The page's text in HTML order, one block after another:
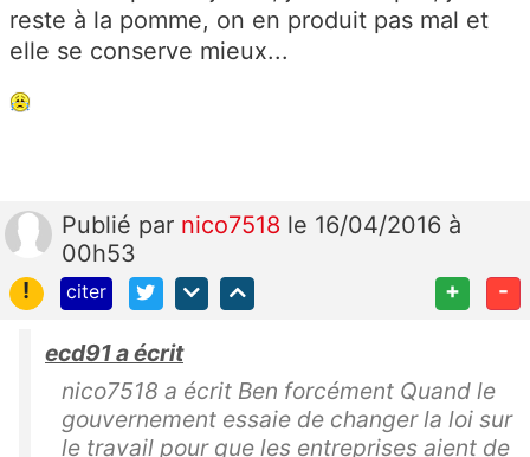
reste à la pomme, on en produit pas mal et
elle se conserve mieux...
Publié par nico7518 le 16/04/2016 à
00h53
!
citer + -
ecd91 a écrit
nico7518 a écrit Ben forcément Quand le
gouvernement essaie de changer la loi sur
le travail pour que les entreprises aient de